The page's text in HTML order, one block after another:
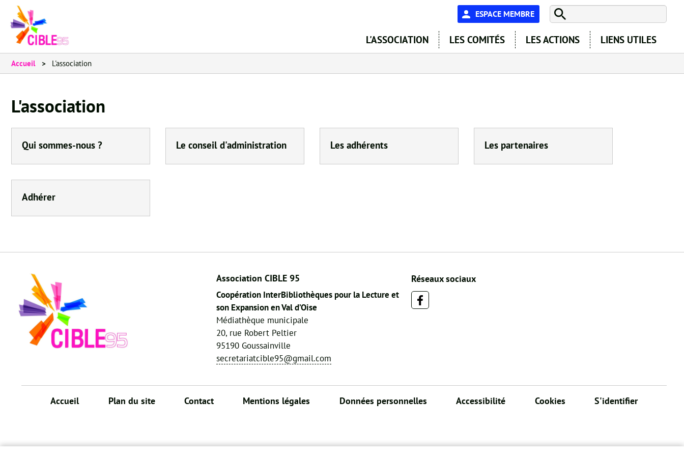
principal
En-
tête
-
Espace
ESPACE MEMBRE
L'ASSOCIATION LES COMITÉS LES ACTIONS LIENS UTILES
Accueil L'association
L'association
Qui sommes-nous ? Le conseil d'administration Les adhérents Les partenaires
Adhérer
Association CIBLE 95
Coopération InterBibliothèques pour la Lecture et
son Expansion en Val d’Oise
Médiathèque municipale
20, rue Robert Peltier
95190 Goussainville
secretariatcible95@gmail.com
Réseaux sociaux
Accueil Plan du site Contact Mentions légales Données personnelles Accessibilité Cookies S'identifier